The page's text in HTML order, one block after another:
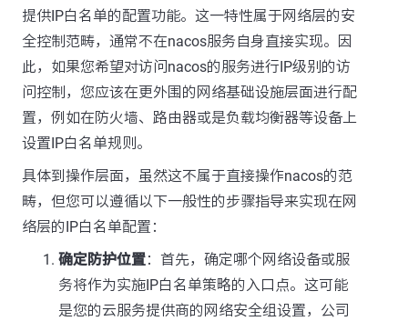
提供IP白名单的配置功能。这一特性属于网络层的安
全控制范畴，通常不在nacos服务自身直接实现。因
此，如果您希望对访问nacos的服务进行IP级别的访
问控制，您应该在更外围的网络基础设施层面进行配
置，例如在防火墙、路由器或是负载均衡器等设备上
设置IP白名单规则。
具体到操作层面，虽然这不属于直接操作nacos的范
畴，但您可以遵循以下一般性的步骤指导来实现在网
络层的IP白名单配置：
确定防护位置：首先，确定哪个网络设备或服
务将作为实施IP白名单策略的入口点。这可能
是您的云服务提供商的网络安全组设置，公司